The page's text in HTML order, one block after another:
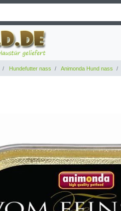
Hundefutter nass Animonda Hund nass